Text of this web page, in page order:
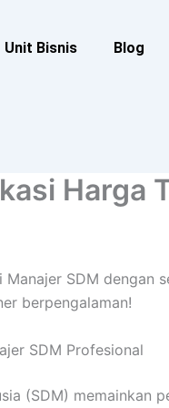
Unit Bisnis Blog
Harga
SDM dengan
berpengalaman!
SDM Profesional
(SDM) memainkan